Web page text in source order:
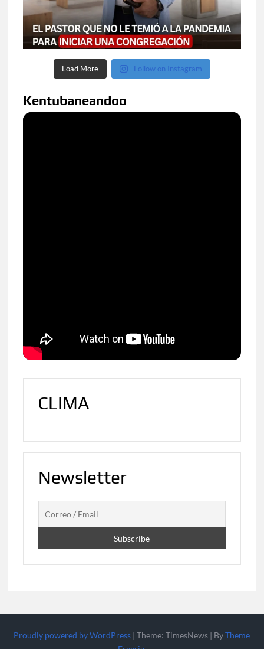
Load More Follow on Instagram
Kentubaneandoo
CLIMA
Newsletter
Proudly powered by WordPress |Theme: TimesNews | ByTheme